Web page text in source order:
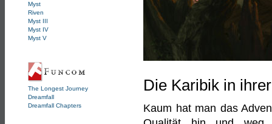
Myst
Riven
Myst III
Myst IV
Myst V
The Longest Journey
Dreamfall
Dreamfall Chapters
Die Karibik in
Kaum hat man das